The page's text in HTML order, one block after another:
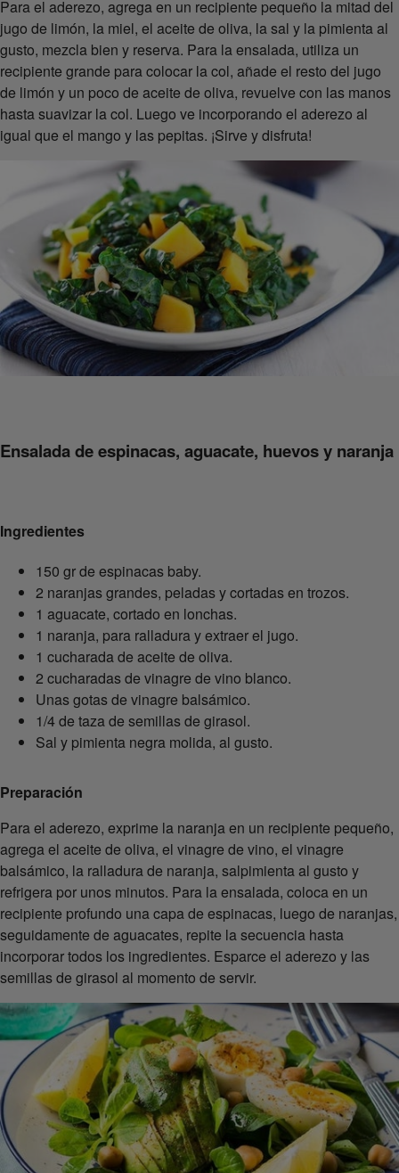
Para el aderezo, agrega en un recipiente pequeño la mitad del
jugo de limón, la miel, el aceite de oliva, la sal y la pimienta al
gusto, mezcla bien y reserva. Para la ensalada, utiliza un
recipiente grande para colocar la col, añade el resto del jugo
de limón y un poco de aceite de oliva, revuelve con las manos
hasta suavizar la col. Luego ve incorporando el aderezo al
igual que el mango y las pepitas. ¡Sirve y disfruta!
Ensalada de espinacas, aguacate, huevos y naranja
Ingredientes
150 gr de espinacas baby.
2 naranjas grandes, peladas y cortadas en trozos.
1 aguacate, cortado en lonchas.
1 naranja, para ralladura y extraer el jugo.
1 cucharada de aceite de oliva.
2 cucharadas de vinagre de vino blanco.
Unas gotas de vinagre balsámico.
1/4 de taza de semillas de girasol.
Sal y pimienta negra molida, al gusto.
Preparación
Para el aderezo, exprime la naranja en un recipiente pequeño,
agrega el aceite de oliva, el vinagre de vino, el vinagre
balsámico, la ralladura de naranja, salpimienta al gusto y
refrigera por unos minutos. Para la ensalada, coloca en un
recipiente profundo una capa de espinacas, luego de naranjas,
seguidamente de aguacates, repite la secuencia hasta
incorporar todos los ingredientes. Esparce el aderezo y las
semillas de girasol al momento de servir.